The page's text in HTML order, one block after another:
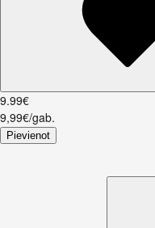
9.99€
9,99€/gab.
Pievienot